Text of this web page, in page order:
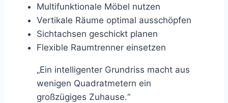
Multifunktionale Möbel nutzen
Vertikale Räume optimal ausschöpfen
Sichtachsen geschickt planen
Flexible Raumtrenner einsetzen
„Ein intelligenter Grundriss macht aus
wenigen Quadratmetern ein
großzügiges Zuhause.“